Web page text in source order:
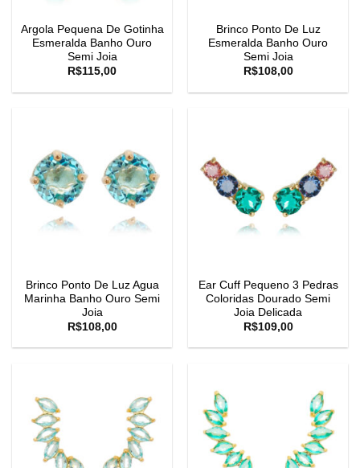
Argola Pequena De Gotinha
Esmeralda Banho Ouro
Semi Joia
R$115,00
Brinco Ponto De Luz
Esmeralda Banho Ouro
Semi Joia
R$108,00
Brinco Ponto De Luz Agua
Marinha Banho Ouro Semi
Joia
R$108,00
Ear Cuff Pequeno 3 Pedras
Coloridas Dourado Semi
Joia Delicada
R$109,00